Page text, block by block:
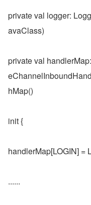
private val logger:
avaClass)
private val
hMap()
init {
handlerMap[LOGIN] =
......